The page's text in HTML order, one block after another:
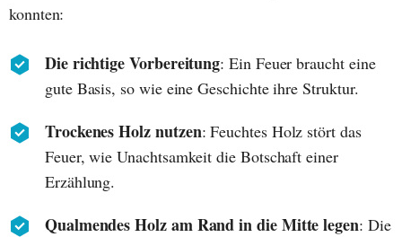
konnten:
Die richtige Vorbereitung: Ein Feuer braucht eine
gute Basis, so wie eine Geschichte ihre Struktur.
Trockenes Holz nutzen: Feuchtes Holz stört das
Feuer, wie Unachtsamkeit die Botschaft einer
Erzählung.
Qualmendes Holz am Rand in die Mitte legen: Die